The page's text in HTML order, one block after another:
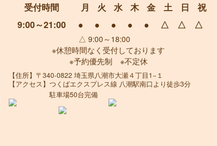
受付時間 月 火 水 木 金 土 日
祝
9:00～21:00
● ● ● ● ● △ △ △
△ 9:00～18:00
※休憩時間なく受付しております
※予約優先制 ※不定休
【住所】 〒340-0822 埼玉県八潮市大瀬４丁目1−１
【アクセス】 つくばエクスプレス線 八潮駅南口より徒歩3分
駐車場50台完備